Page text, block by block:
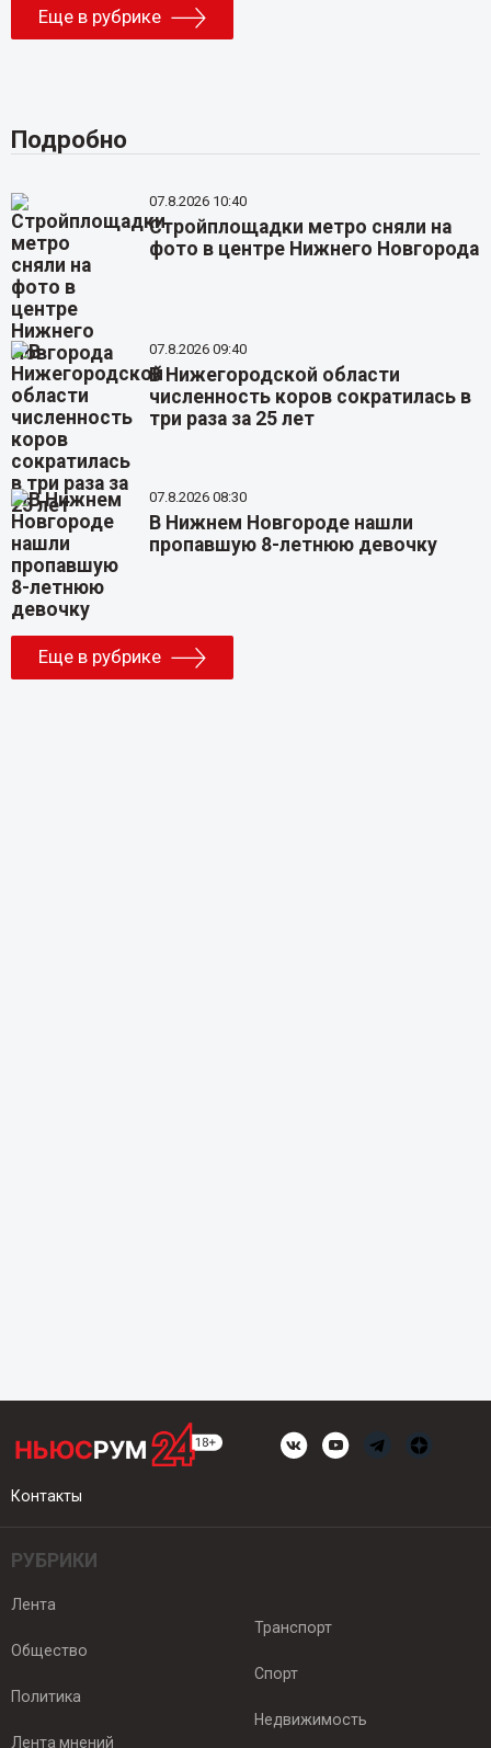
Еще в рубрике
Подробно
07.8.2026 10:40
Стройплощадки метро сняли на
фото в центре Нижнего Новгорода
07.8.2026 09:40
В Нижегородской области
численность коров сократилась в
три раза за 25 лет
07.8.2026 08:30
В Нижнем Новгороде нашли
пропавшую 8-летнюю девочку
Еще в рубрике
Контакты
РУБРИКИ
Лента
Общество
Политика
Лента мнений
Транспорт
Спорт
Недвижимость